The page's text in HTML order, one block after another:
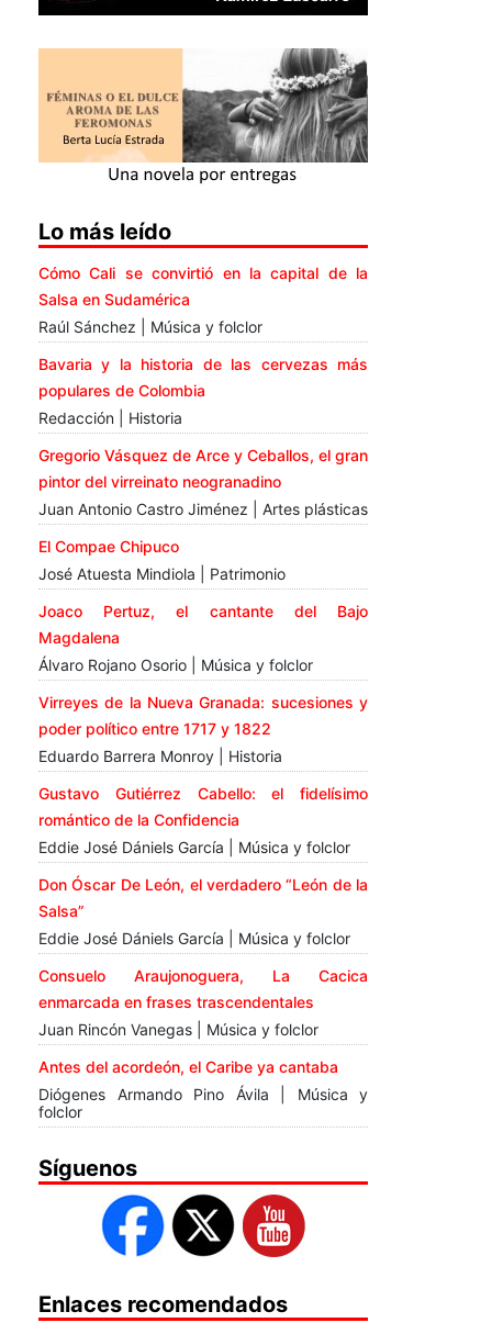
Lo más leído
Cómo Cali se convirtió en la capital de la
Salsa en Sudamérica
Raúl Sánchez | Música y folclor
Bavaria y la historia de las cervezas más
populares de Colombia
Redacción | Historia
Gregorio Vásquez de Arce y Ceballos, el gran
pintor del virreinato neogranadino
Juan Antonio Castro Jiménez | Artes plásticas
El Compae Chipuco
José Atuesta Mindiola | Patrimonio
Joaco Pertuz, el cantante del Bajo
Magdalena
Álvaro Rojano Osorio | Música y folclor
Virreyes de la Nueva Granada: sucesiones y
poder político entre 1717 y 1822
Eduardo Barrera Monroy | Historia
Gustavo Gutiérrez Cabello: el fidelísimo
romántico de la Confidencia
Eddie José Dániels García | Música y folclor
Don Óscar De León, el verdadero “León de la
Salsa”
Eddie José Dániels García | Música y folclor
Consuelo Araujonoguera, La Cacica
enmarcada en frases trascendentales
Juan Rincón Vanegas | Música y folclor
Antes del acordeón, el Caribe ya cantaba
Diógenes Armando Pino Ávila | Música y
folclor
Síguenos
Enlaces recomendados